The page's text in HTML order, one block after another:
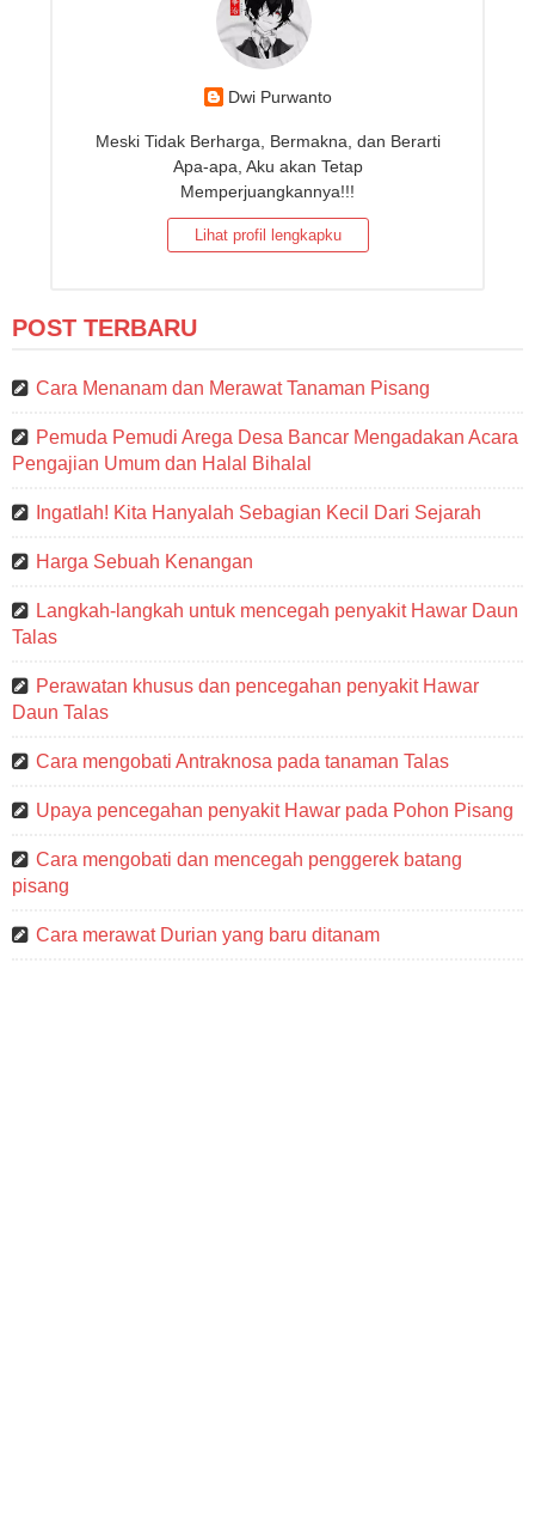
Dwi Purwanto
Meski Tidak Berharga, Bermakna, dan Berarti
Apa-apa, Aku akan Tetap
Memperjuangkannya!!!
Lihat profil lengkapku
POST TERBARU
Cara Menanam dan Merawat Tanaman Pisang
Pemuda Pemudi Arega Desa Bancar Mengadakan Acara
Pengajian Umum dan Halal Bihalal
Ingatlah! Kita Hanyalah Sebagian Kecil Dari Sejarah
Harga Sebuah Kenangan
Langkah-langkah untuk mencegah penyakit Hawar Daun
Talas
Perawatan khusus dan pencegahan penyakit Hawar
Daun Talas
Cara mengobati Antraknosa pada tanaman Talas
Upaya pencegahan penyakit Hawar pada Pohon Pisang
Cara mengobati dan mencegah penggerek batang
pisang
Cara merawat Durian yang baru ditanam